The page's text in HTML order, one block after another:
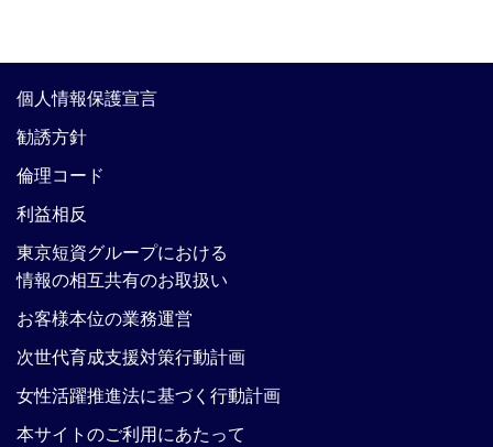
個人情報保護宣言
勧誘方針
倫理コード
利益相反
東京短資グループにおける
情報の相互共有のお取扱い
お客様本位の業務運営
次世代育成支援対策行動計画
女性活躍推進法に基づく行動計画
本サイトのご利用にあたって